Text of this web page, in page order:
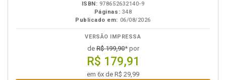
ISBN: 978652632140-9
Páginas: 348
Publicado em: 06/08/2026
VERSÃO IMPRESSA
deR$ 199,90* por
R$ 179,91
em 6x de R$ 29,99